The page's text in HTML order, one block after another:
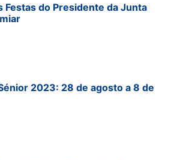
Festas do Presidente da Junta
2023: 28 de agosto a 8 de